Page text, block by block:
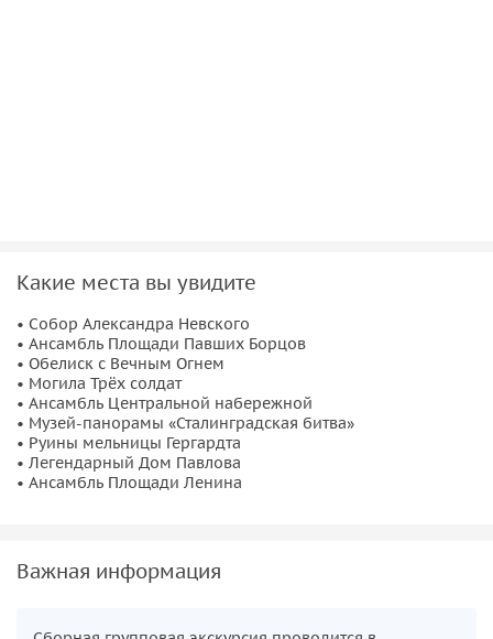
Какие места вы увидите
• Собор Александра Невского
• Ансамбль Площади Павших Борцов
• Обелиск с Вечным Огнем
• Могила Трёх солдат
• Ансамбль Центральной набережной
• Музей-панорамы «Сталинградская битва»
• Руины мельницы Гергардта
• Легендарный Дом Павлова
• Ансамбль Площади Ленина
Важная информация